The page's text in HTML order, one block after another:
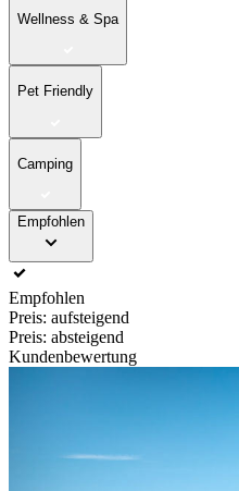
Wellness & Spa
Pet Friendly
Camping
Empfohlen
Empfohlen
Preis: aufsteigend
Preis: absteigend
Kundenbewertung